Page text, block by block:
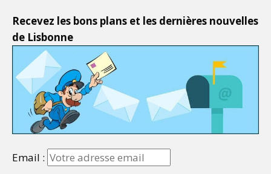
Recevez les bons plans et les dernières nouvelles
de Lisbonne
Email :